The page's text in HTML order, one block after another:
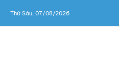
Thứ Sáu, 07/08/2026